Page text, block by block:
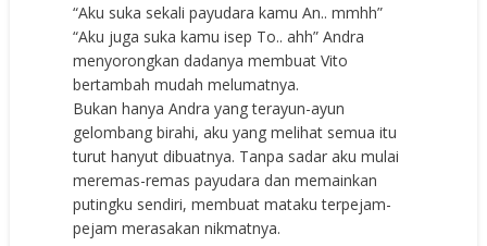
“Aku suka sekali payudara kamu An.. mmhh”
“Aku juga suka kamu isep To.. ahh” Andra
menyorongkan dadanya membuat Vito
bertambah mudah melumatnya.
Bukan hanya Andra yang terayun-ayun
gelombang birahi, aku yang melihat semua itu
turut hanyut dibuatnya. Tanpa sadar aku mulai
meremas-remas payudara dan memainkan
putingku sendiri, membuat mataku terpejam-
pejam merasakan nikmatnya.